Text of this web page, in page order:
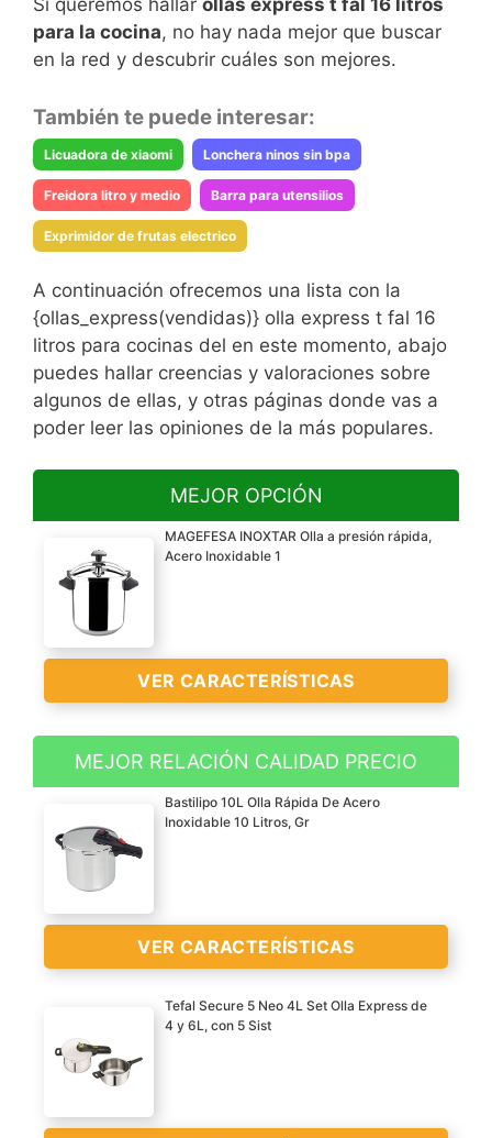
Si queremos hallar ollas express t fal 16 litros
para la cocina, no hay nada mejor que buscar
en la red y descubrir cuáles son mejores.
También te puede interesar:
Licuadora de xiaomi Lonchera ninos sin bpa
Freidora litro y medio Barra para utensilios
Exprimidor de frutas electrico
A continuación ofrecemos una lista con la
{ollas_express(vendidas)} olla express t fal 16
litros para cocinas del en este momento, abajo
puedes hallar creencias y valoraciones sobre
algunos de ellas, y otras páginas donde vas a
poder leer las opiniones de la más populares.
MEJOR OPCIÓN
MAGEFESA INOXTAR Olla a presión rápida,
Acero Inoxidable 1
VER CARACTERÍSTICAS
VER
>
MEJOR RELACIÓN CALIDAD PRECIO
Bastilipo 10L Olla Rápida De Acero
Inoxidable 10 Litros, Gr
VER CARACTERÍSTICAS
Tefal Secure 5 Neo 4L Set Olla Express de
4 y 6L, con 5 Sist